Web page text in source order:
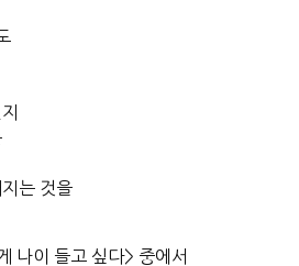
는 것을
나이 들고 싶다> 중에서